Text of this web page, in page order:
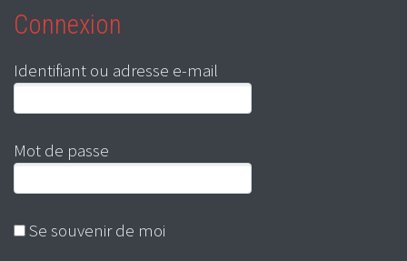
Connexion
Identifiant ou adresse e-mail
Mot de passe
Se souvenir de moi